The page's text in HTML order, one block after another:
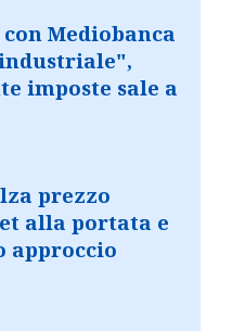
Mediobanca
imposte sale a
prezzo
alla portata e
approccio